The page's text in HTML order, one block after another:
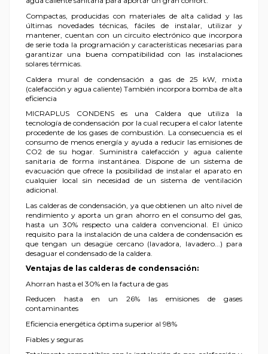
Compactas, producidas con materiales de alta calidad y las
últimas novedades técnicas, fáciles de instalar, utilizar y
mantener, cuentan con un circuito electrónico que incorpora
de serie toda la programación y características necesarias para
garantizar una buena compatibilidad con las instalaciones
solares térmicas.
Caldera mural de condensación a gas de 25 kW, mixta
(calefacción y agua caliente) También incorpora bomba de alta
eficiencia
MICRAPLUS CONDENS es una Caldera que utiliza la
tecnología de condensación por la cual recupera el calor latente
procedente de los gases de combustión. La consecuencia es el
consumo de menos energía y ayuda a reducir las emisiones de
CO2 de su hogar. Suministra calefacción y agua caliente
sanitaria de forma instantánea. Dispone de un sistema de
evacuación que ofrece la posibilidad de instalar el aparato en
cualquier local sin necesidad de un sistema de ventilación
adicional.
Las calderas de condensación, ya que obtienen un alto nivel de
rendimiento y aporta un gran ahorro en el consumo del gas,
hasta un 30% respecto una caldera convencional. El único
requisito para la instalación de una caldera de condensación es
que tengan un desagüe cercano (lavadora, lavadero...) para
desaguar el condensado de la caldera.
Ventajas de las calderas de condensación:
Ahorran hasta el 30% en la factura de gas
Reducen hasta en un 26% las emisiones de gases
contaminantes
Eficiencia energética óptima superior al 98%
Fiables y seguras